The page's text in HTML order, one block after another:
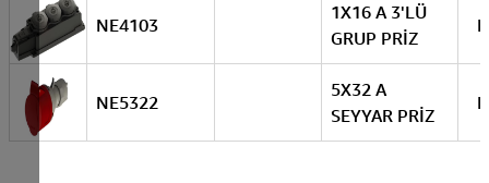
NE4103
1X16 A 3'LÜ
GRUP PRİZ
NE5322
5X32 A
SEYYAR PRİZ